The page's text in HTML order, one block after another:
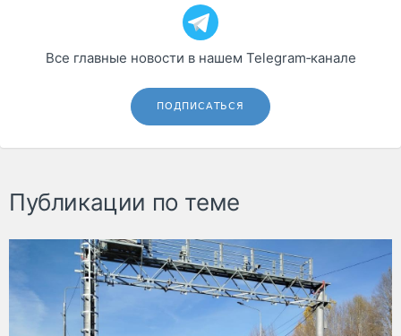
Все главные новости в нашем Telegram‑канале
ПОДПИСАТЬСЯ
Публикации по теме